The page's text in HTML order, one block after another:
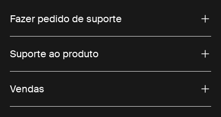
Fazer pedido de suporte
Suporte ao produto
Vendas